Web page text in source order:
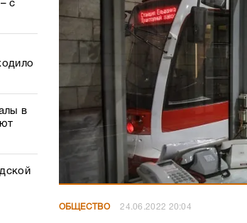
с
в
ОБЩЕСТВО 24.06.2022 20:04